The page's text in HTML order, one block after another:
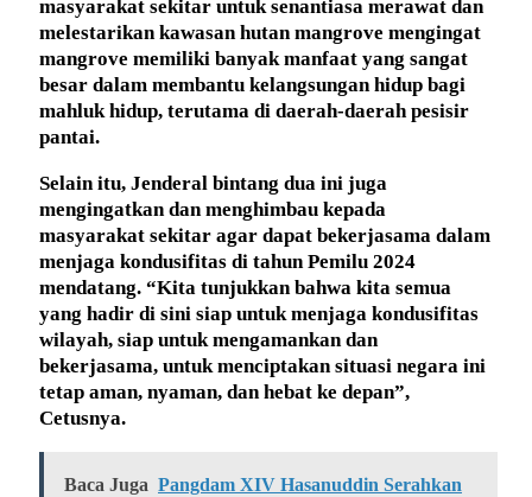
masyarakat sekitar untuk senantiasa merawat dan
melestarikan kawasan hutan mangrove mengingat
mangrove memiliki banyak manfaat yang sangat
besar dalam membantu kelangsungan hidup bagi
mahluk hidup, terutama di daerah-daerah pesisir
pantai.
Selain itu, Jenderal bintang dua ini juga
mengingatkan dan menghimbau kepada
masyarakat sekitar agar dapat bekerjasama dalam
menjaga kondusifitas di tahun Pemilu 2024
mendatang. “Kita tunjukkan bahwa kita semua
yang hadir di sini siap untuk menjaga kondusifitas
wilayah, siap untuk mengamankan dan
bekerjasama, untuk menciptakan situasi negara ini
tetap aman, nyaman, dan hebat ke depan”,
Cetusnya.
Baca Juga Pangdam XIV Hasanuddin Serahkan